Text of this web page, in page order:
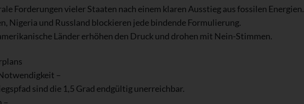
Forderungen vieler Staaten nach einem klaren Ausstieg aus fossilen Energien.
Nigeria und Russland blockieren jede bindende Formulierung.
Länder erhöhen den Druck und drohen mit Nein-Stimmen.
–
sind die 1,5 Grad endgültig unerreichbar.